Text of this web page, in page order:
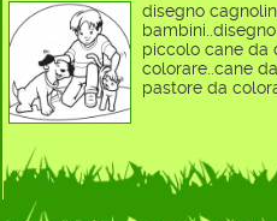
disegno
piccolo cane da
colorare..cane
pastore da